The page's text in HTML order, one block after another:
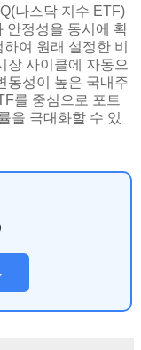
나스닥 지수 ETF)
안정성을 동시에 확
여 원래 설정한 비
장 사이클에 자동으
동성이 높은 국내주
를 중심으로 포트
을 극대화할 수 있